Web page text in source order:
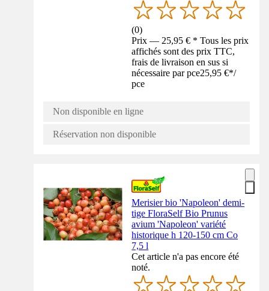
(0)
Prix — 25,95 € * Tous les prix
affichés sont des prix TTC,
frais de livraison en sus si
nécessaire par pce25,95 €*/
pce
Non disponible en ligne
Réservation non disponible
Merisier bio 'Napoleon' demi-
tige FloraSelf Bio Prunus
avium 'Napoleon' variété
historique h 120-150 cm Co
7,5 l
Cet article n'a pas encore été
noté.